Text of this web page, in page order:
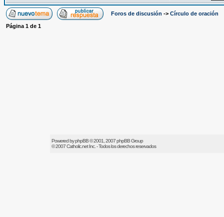
Foros de discusión -> Círculo de oración
Página 1 de 1
Powered byphpBB© 2001, 2007 phpBB Group
© 2007Catholic.netInc. - Todos los derechos reservados